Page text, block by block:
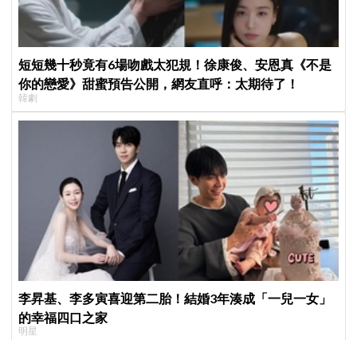
短短幾十秒竟有6場吻戲太犯規！徐康俊、安恩真《不是
你的戀愛》甜蜜預告公開，網友直呼：太期待了！
韓劇
李昇基、李多寅喜迎第二胎！結婚3年湊成「一兒一女」
的幸福四口之家
明星